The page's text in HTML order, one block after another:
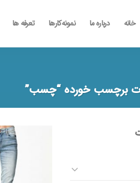
خانه درباره ما نمونه‌کارها تعرفه ها
برچسب خورده “چسب”